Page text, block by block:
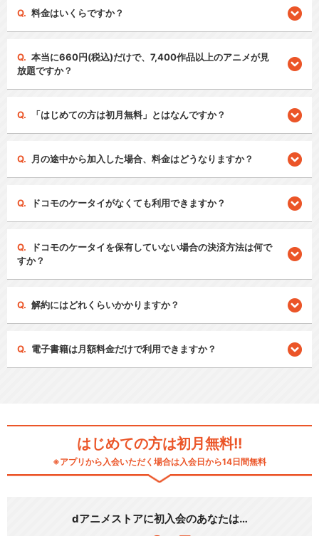
料金はいくらですか？
本当に660円(税込)だけで、7,400作品以上のアニメが見
放題ですか？
「はじめての方は初月無料」とはなんですか？
月の途中から加入した場合、料金はどうなりますか？
ドコモのケータイがなくても利用できますか？
ドコモのケータイを保有していない場合の決済方法は何で
すか？
解約にはどれくらいかかりますか？
電子書籍は月額料金だけで利用できますか？
はじめての方は初月無料!!
※アプリから入会いただく場合は入会日から14日間無料
dアニメストアに初入会のあなたは…